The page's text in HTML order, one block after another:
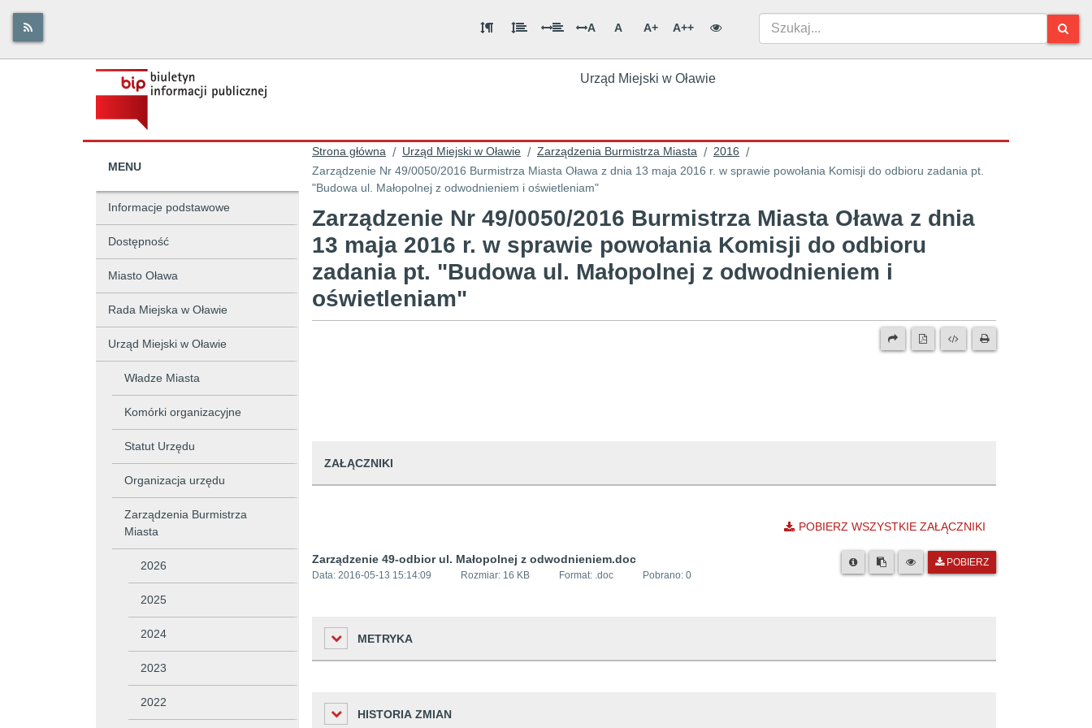
A A A+ A++
Urząd Miejski w Oławie
MENU
Informacje podstawowe
Dostępność
Miasto Oława
Rada Miejska w Oławie
Urząd Miejski w Oławie
Władze Miasta
Komórki organizacyjne
Statut Urzędu
Organizacja urzędu
Zarządzenia Burmistrza
Miasta
2026
2025
2024
2023
2022
Strona główna / Urząd Miejski w Oławie / Zarządzenia Burmistrza Miasta / 2016 /
Zarządzenie Nr 49/0050/2016 Burmistrza Miasta Oława z dnia 13 maja 2016 r. w sprawie powołania Komisji do odbioru zadania pt.
"Budowa ul. Małopolnej z odwodnieniem i oświetleniam"
Zarządzenie Nr 49/0050/2016 Burmistrza Miasta Oława z dnia
13 maja 2016 r. w sprawie powołania Komisji do odbioru
zadania pt. "Budowa ul. Małopolnej z odwodnieniem i
oświetleniam"
ZAŁĄCZNIKI
POBIERZ WSZYSTKIE ZAŁĄCZNIKI
Zarządzenie 49-odbior ul. Małopolnej z odwodnieniem.doc
Data: 2016-05-13 15:14:09 Rozmiar: 16 KB Format: .doc Pobrano: 0
POBIERZ
METRYKA
Liczba odwiedzin
HISTORIA ZMIAN